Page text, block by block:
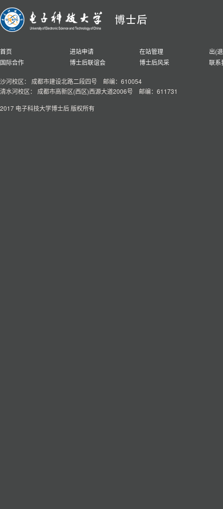
首页 进站申请 在站管理
出(
国际合作
博士后联谊会 博士后风采 联系
沙河校区：
成都市建设北路二段四号 邮编：610054
清水河校区：
成都市高新区(西区)西源大道2006号 邮编：611731
2017 电子科技大学博士后 版权所有